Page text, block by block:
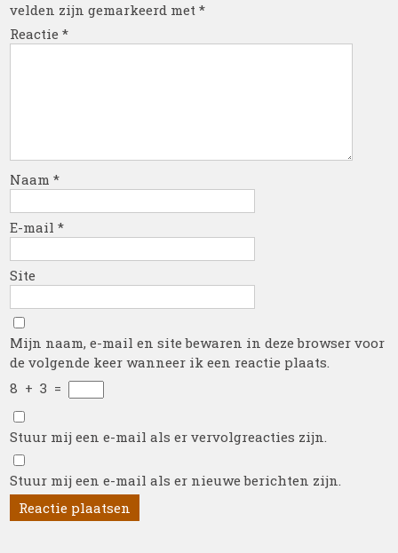
velden zijn gemarkeerd met*
Reactie*
Naam*
E-mail*
Site
Mijn naam, e-mail en site bewaren in deze browser voor
de volgende keer wanneer ik een reactie plaats.
8 + 3 =
Stuur mij een e-mail als er vervolgreacties zijn.
Stuur mij een e-mail als er nieuwe berichten zijn.